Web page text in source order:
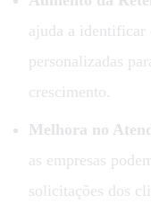
ajuda a identificar
personalizadas
crescimento.
Melhora no
as empresas
solicitações dos